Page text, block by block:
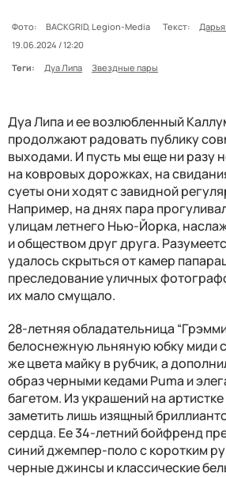
Фото: BACKGRID, Legion-Media Текст:
19.06.2024 / 12:20
Теги:
Дуа Липа Звездные пары
Дуа Липа и ее возлюбленный
продолжают радовать публику
выходами. И пусть мы еще ни разу
на ковровых дорожках, на
суеты они ходят с завидной
Например, на днях пара
улицам летнего Нью-Йорка,
и обществом друг друга.
удалось скрыться от камер
преследование уличных
их мало смущало.
28-летняя обладательница
белоснежную льняную юбку миди
же цвета майку в рубчик, а
образ черными кедами Puma и
багетом. Из украшений на
заметить лишь изящный
сердца. Ее 34-летний бойфренд
синий джемпер-поло с коротким
черные джинсы и классические